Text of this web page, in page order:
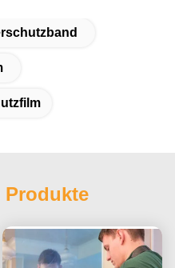
Produkte